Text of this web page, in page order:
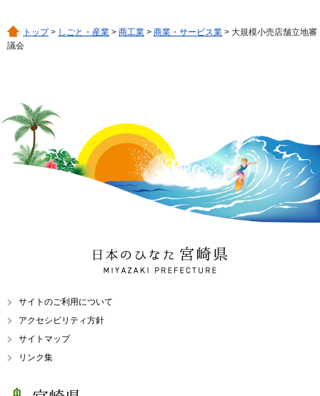
トップ> しごと・産業 > 商工業 > 商業・サービス業 > 大規模小売店舗立地審
議会
日本のひなた 宮崎県
MIYAZAKI PREFECTURE
サイトのご利用について
アクセシビリティ方針
サイトマップ
リンク集